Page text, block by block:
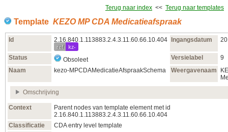
Terug naar index << Terug naar templates
Template KEZO MP CDA Medicatieafspraak
Id 2.16.840.1.113883.2.4.3.11.60.66.10.404
ref kz-
Ingangsdatum
Status Obsoleet Versielabel
9
Naam
kezo-MPCDAMedicatieAfspraakSchema Weergavenaam
Omschrijving
Context
Parent nodes van template element met id
2.16.840.1.113883.2.4.3.11.60.66.10.404
Classificatie
CDA entry level template